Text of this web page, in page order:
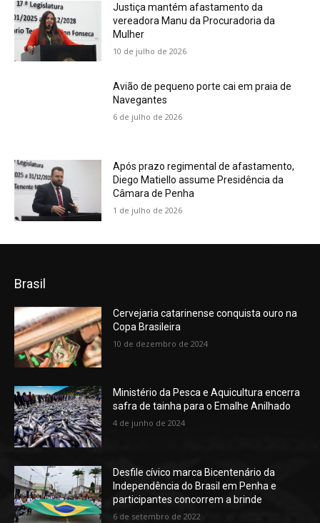
Justiça mantém afastamento da
vereadora Manu da Procuradoria da
Mulher
10 de julho de 2026
Avião de pequeno porte cai em praia de
Navegantes
6 de julho de 2026
Após prazo regimental de afastamento,
Diego Matiello assume Presidência da
Câmara de Penha
1 de julho de 2026
Brasil
Cervejaria catarinense conquista ouro na
Copa Brasileira
10 de dezembro de 2024
Ministério da Pesca e Aquicultura encerra
safra de tainha para o Emalhe Anilhado
4 de junho de 2024
Desfile cívico marca Bicentenário da
Independência do Brasil em Penha e
participantes concorrem a brinde
6 de setembro de 2022